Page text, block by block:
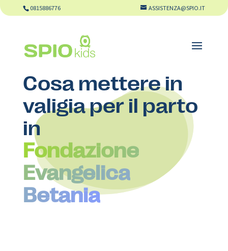
0815886776 ASSISTENZA@SPIO.IT
Cosa mettere in
valigia per il parto
in
Fondazione
Evangelica
Betania